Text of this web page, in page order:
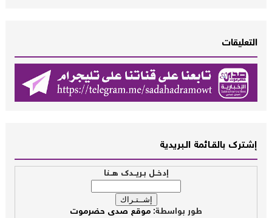
التعليقات
إشــترك بالقـــائمة الــبريدية
إدخــل بـريــدك هــنا
طور بواسطة:موقع صدى حضرموت